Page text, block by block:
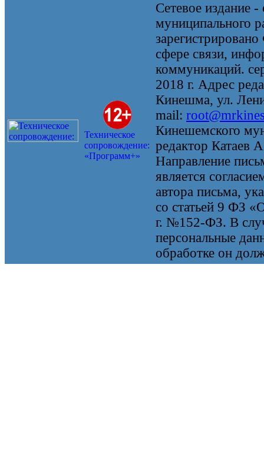
Техническое
сопровождение:
«Программ+»
Сетевое издание
муниципального
сфере связи,
коммуникаций.
2018 г. Адрес
Кинешма, ул.
mail:
Кинешемского
редактор Катаев
Направление
является
автора письма,
со статьей 9 ФЗ
г. №152-ФЗ. В
персональные
обработке он